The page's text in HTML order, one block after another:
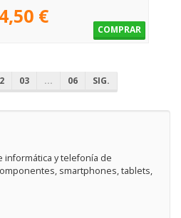
€
COMPRAR
03 ... 06 SIG.
y telefonía de
smartphones, tablets,